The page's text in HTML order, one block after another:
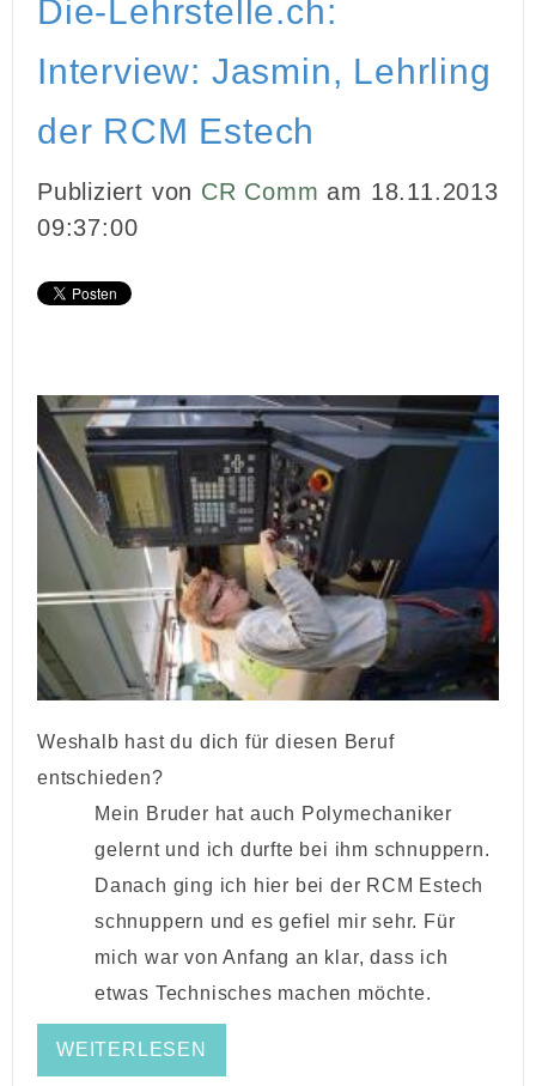
KONTAKT
Die-Lehrstelle.ch:
Interview: Jasmin, Lehrling
der RCM Estech
Publiziert von CR Comm am 18.11.2013
09:37:00
Weshalb hast du dich für diesen Beruf
entschieden?
Mein Bruder hat auch Polymechaniker
gelernt und ich durfte bei ihm schnuppern.
Danach ging ich hier bei der RCM Estech
schnuppern und es gefiel mir sehr. Für
mich war von Anfang an klar, dass ich
etwas Technisches machen möchte.
WEITERLESEN